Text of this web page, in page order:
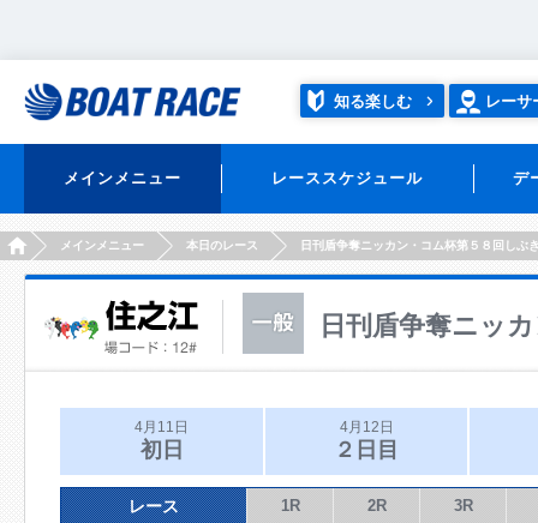
知る楽しむ レーサ
メインメニュー レーススケジュール デ
HOMEメインメニュー 本日のレース 日刊盾争奪ニッカン・コム杯第５８回しぶ
日刊盾争奪ニッ
4月11日
初日
4月12日
２日目
レース 1R 2R 3R